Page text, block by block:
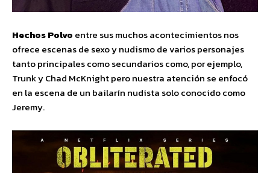
Hechos Polvo entre sus muchos acontecimientos nos
ofrece escenas de sexo y nudismo de varios personajes
tanto principales como secundarios como, por ejemplo,
Trunk y Chad McKnight pero nuestra atención se enfocó
en la escena de un bailarín nudista solo conocido como
Jeremy.